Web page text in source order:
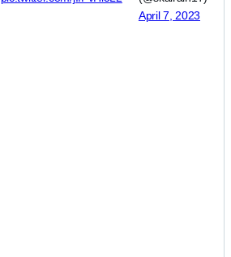
April 7, 2023